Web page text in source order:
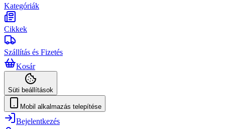
Kategóriák
Cikkek
Szállítás és Fizetés
Kosár
Süti beállítások
Mobil alkalmazás telepítése
Bejelentkezés